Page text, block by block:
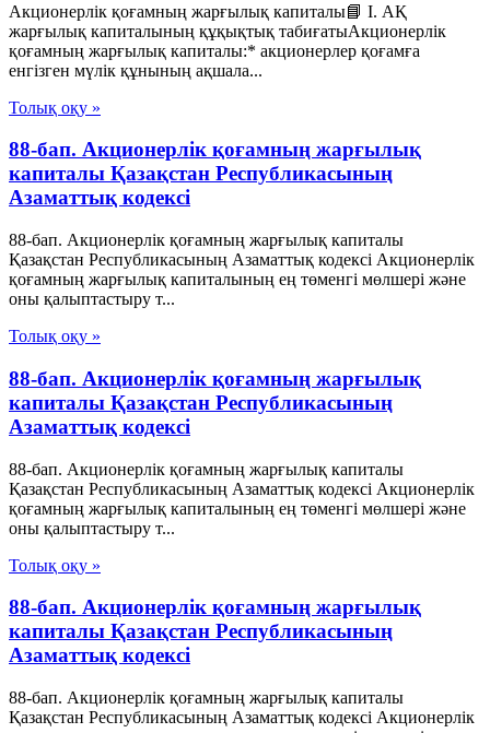
Акционерлік қоғамның жарғылық капиталы📘 I. АҚ
жарғылық капиталының құқықтық табиғатыАкционерлік
қоғамның жарғылық капиталы:* акционерлер қоғамға
енгізген мүлік құнының ақшала...
Толық оқу »
88-бап. Акционерлiк қоғамның жарғылық
капиталы Қазақстан Республикасының
Азаматтық кодексi
88-бап. Акционерлiк қоғамның жарғылық капиталы
Қазақстан Республикасының Азаматтық кодексi Акционерлiк
қоғамның жарғылық капиталының ең төменгi мөлшерi және
оны қалыптастыру т...
Толық оқу »
88-бап. Акционерлiк қоғамның жарғылық
капиталы Қазақстан Республикасының
Азаматтық кодексi
88-бап. Акционерлiк қоғамның жарғылық капиталы
Қазақстан Республикасының Азаматтық кодексi Акционерлiк
қоғамның жарғылық капиталының ең төменгi мөлшерi және
оны қалыптастыру т...
Толық оқу »
88-бап. Акционерлiк қоғамның жарғылық
капиталы Қазақстан Республикасының
Азаматтық кодексi
88-бап. Акционерлiк қоғамның жарғылық капиталы
Қазақстан Республикасының Азаматтық кодексi Акционерлiк